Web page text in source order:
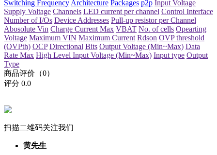
Switching Frequency Architecture Packages p2p Input Voltage
Supply Voltage Channels LED current per channel Control Interface
Number of I/Os Device Addresses Pull-up resistor per Channel
Abosolute Vin Charge Current Max VBAT No. of cells Opearting
Voltage Maximum VIN Maximum Current Rdson OVP threshold
(OVPth) OCP Directional Bits Output Voltage (Min~Max) Data
Rate Max High Level Input Voltage (Min~Max) Input type Output
Type
商品评价（0）
评分 0.0
扫描二维码关注我们
黄先生